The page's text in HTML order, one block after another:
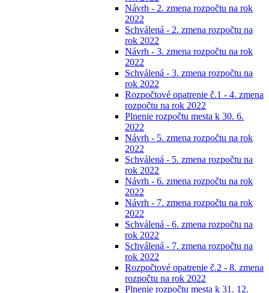
Návrh - 2. zmena rozpočtu na rok
2022
Schválená - 2. zmena rozpočtu na
rok 2022
Návrh - 3. zmena rozpočtu na rok
2022
Schválená - 3. zmena rozpočtu na
rok 2022
Rozpočtové opatrenie č.1 - 4. zmena
rozpočtu na rok 2022
Plnenie rozpočtu mesta k 30. 6.
2022
Návrh - 5. zmena rozpočtu na rok
2022
Schválená - 5. zmena rozpočtu na
rok 2022
Návrh - 6. zmena rozpočtu na rok
2022
Návrh - 7. zmena rozpočtu na rok
2022
Schválená - 6. zmena rozpočtu na
rok 2022
Schválená - 7. zmena rozpočtu na
rok 2022
Rozpočtové opatrenie č.2 - 8. zmena
rozpočtu na rok 2022
Plnenie rozpočtu mesta k 31. 12.